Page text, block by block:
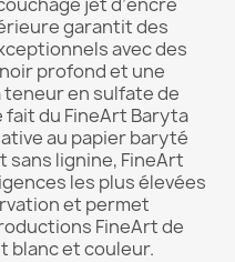
garantit des
avec des
profond et une
en sulfate de
fait du FineArt Baryta
au papier baryté
sans lignine, FineArt
les plus élevées
et permet
FineArt de
blanc et couleur.